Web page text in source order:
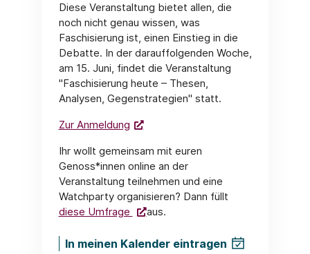
Diese Veranstaltung bietet allen, die
noch nicht genau wissen, was
Faschisierung ist, einen Einstieg in die
Debatte. In der darauffolgenden Woche,
am 15. Juni, findet die Veranstaltung
"Faschisierung heute – Thesen,
Analysen, Gegenstrategien" statt.
Zur Anmeldung
Ihr wollt gemeinsam mit euren
Genoss*innen online an der
Veranstaltung teilnehmen und eine
Watchparty organisieren? Dann füllt
diese Umfrage
aus.
In meinen Kalender eintragen